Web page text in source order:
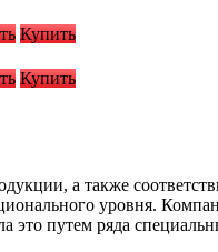
Купить
Купить
а также
уровня.
это путем ряда